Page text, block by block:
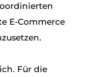
E-Commerce
Für die